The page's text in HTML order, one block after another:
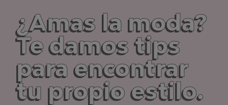
¿Amas la moda?
Te damos tips
para encontrar
tu propio estilo.